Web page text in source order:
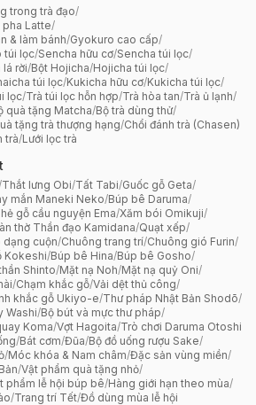
trong trà đạo/
Latte/
& làm bánh/Gyokuro cao cấp/
túi lọc/Sencha hữu cơ/Sencha túi lọc/
lá rời/Bột Hojicha/Hojicha túi lọc/
túi lọc/Kukicha hữu cơ/Kukicha túi lọc/
lọc/Trà túi lọc hỗn hợp/Trà hòa tan/Trà ủ lạnh/
quà tặng Matcha/Bộ trà dùng thử/
tặng trà thượng hạng/Chổi đánh trà (Chasen)
trà/Lưới lọc trà
Thắt lưng Obi/Tất Tabi/Guốc gỗ Geta/
mắn Maneki Neko/Búp bê Daruma/
gỗ cầu nguyện Ema/Xăm bói Omikuji/
thờ Thần đạo Kamidana/Quạt xếp/
dạng cuộn/Chuông trang trí/Chuông gió Furin/
Kokeshi/Búp bê Hina/Búp bê Gosho/
Shinto/Mặt nạ Noh/Mặt nạ quỷ Oni/
/Chạm khắc gỗ/Vải dệt thủ công/
khắc gỗ Ukiyo-e/Thư pháp Nhật Bản Shodō/
Washi/Bộ bút và mực thư pháp/
Koma/Vợt Hagoita/Trò chơi Daruma Otoshi
/Bát cơm/Đũa/Bộ đồ uống rượu Sake/
/Móc khóa & Nam châm/Đặc sản vùng miền/
/Vật phẩm quà tặng nhỏ/
phẩm lễ hội búp bê/Hàng giới hạn theo mùa/
/Trang trí Tết/Đồ dùng mùa lễ hội